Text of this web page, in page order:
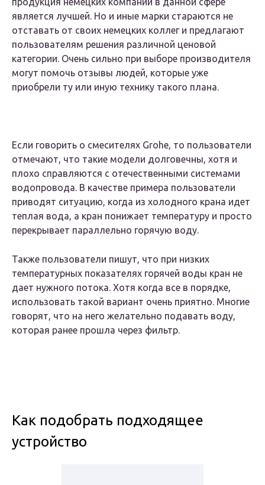
является лучшей. Но и иные марки стараются не
отставать от своих немецких коллег и предлагают
пользователям решения различной ценовой
категории. Очень сильно при выборе производителя
могут помочь отзывы людей, которые уже
приобрели ту или иную технику такого плана.
Если говорить о смесителях Grohe, то пользователи
отмечают, что такие модели долговечны, хотя и
плохо справляются с отечественными системами
водопровода. В качестве примера пользователи
приводят ситуацию, когда из холодного крана идет
теплая вода, а кран понижает температуру и просто
перекрывает параллельно горячую воду.
Также пользователи пишут, что при низких
температурных показателях горячей воды кран не
дает нужного потока. Хотя когда все в порядке,
использовать такой вариант очень приятно. Многие
говорят, что на него желательно подавать воду,
которая ранее прошла через фильтр.
Как подобрать подходящее
устройство